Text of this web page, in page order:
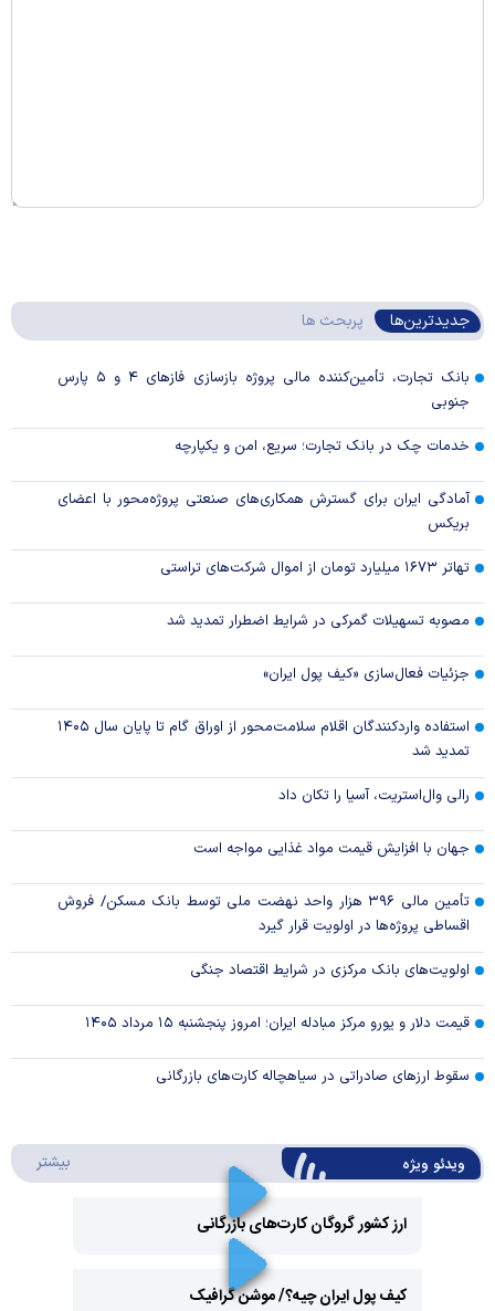
جدیدترین‌ها پربحث ها
بانک تجارت، تأمین‌کننده مالی پروژه بازسازی فاز‌های ۴ و ۵ پارس
جنوبی
خدمات چک در بانک تجارت؛ سریع، امن و یکپارچه
آمادگی ایران برای گسترش همکاری‌های صنعتی پروژه‌محور با اعضای
بریکس
تهاتر ۱۶۷۳ میلیارد تومان از اموال شرکت‌های تراستی
مصوبه تسهیلات گمرکی در شرایط اضطرار تمدید شد
جزئیات فعال‌سازی «کیف پول ایران»
استفاده واردکنندگان اقلام سلامت‌محور از اوراق گام تا پایان سال ۱۴۰۵
تمدید شد
رالی وال‌استریت، آسیا را تکان داد
جهان با افزایش قیمت مواد غذایی مواجه است
تأمین مالی ۳۹۶ هزار واحد نهضت ملی توسط بانک مسکن/ فروش
اقساطی پروژه‌ها در اولویت قرار گیرد
اولویت‌های بانک مرکزی در شرایط اقتصاد جنگی
قیمت دلار و یورو مرکز مبادله ایران؛ امروز پنجشنبه ۱۵ مرداد ۱۴۰۵
سقوط ارزهای صادراتی در سیاهچاله کارت‌های بازرگانی
ویدئو ویژه بیشتر
ارز کشور گروگان کارت‌های بازرگانی
کیف پول ایران چیه؟/ موشن گرافیک